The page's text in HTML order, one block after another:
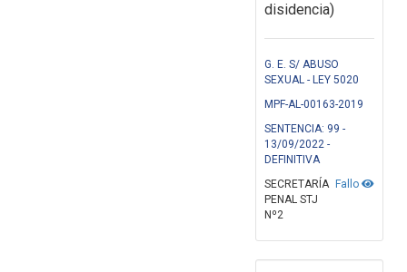
disidencia)
G. E. S/ ABUSO
SEXUAL - LEY 5020
MPF-AL-00163-2019
SENTENCIA: 99 -
13/09/2022 -
DEFINITIVA
Fallo
SECRETARÍA
PENAL STJ
Nº2